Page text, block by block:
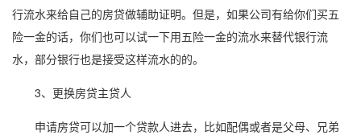
行流水来给自己的房贷做辅助证明。但是，如果公司有给你们买五
险一金的话，你们也可以试一下用五险一金的流水来替代银行流
水，部分银行也是接受这样流水的的。
3、更换房贷主贷人
申请房贷可以加一个贷款人进去，比如配偶或者是父母、兄弟